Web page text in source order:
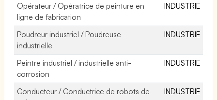
Opérateur / Opératrice de peinture en
ligne de fabrication
INDUSTRIE
Poudreur industriel / Poudreuse
industrielle
INDUSTRIE
Peintre industriel / industrielle anti-
corrosion
INDUSTRIE
Conducteur / Conductrice de robots de
INDUSTRIE